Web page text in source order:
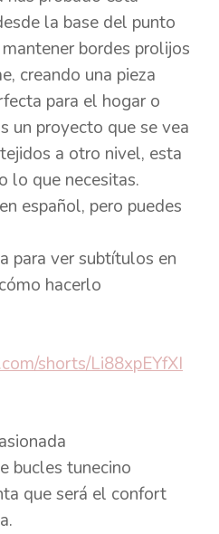
la base del punto
bordes prolijos
creando una pieza
para el hogar o
un proyecto que se vea
a otro nivel, esta
lo que necesitas.
español, pero puedes
para ver subtítulos en
hacerlo
shorts/Li88xpEYfXI
bucles tunecino
que será el confort